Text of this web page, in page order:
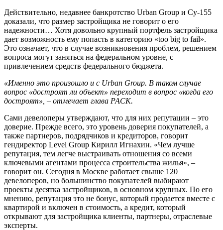
Действительно, недавнее банкротство Urban Group и Су-155
доказали, что размер застройщика не говорит о его
надежности… Хотя довольно крупный портфель застройщика
дает возможность ему попасть в категорию «too big to fail».
Это означает, что в случае возникновения проблем, решением
вопроса могут заняться на федеральном уровне, с
привлечением средств федерального бюджета.
«Именно это произошло и с Urban Group. В таком случае
вопрос «достроят ли объект» переходит в вопрос «когда его
достроят», – отмечает глава РАСК.
Сами девелоперы утверждают, что для них репутации – это
доверие. Прежде всего, это уровень доверия покупателей, а
также партнеров, подрядчиков и кредиторов, говорит
гендиректор Level Group Кирилл Игнахин. «Чем лучше
репутация, тем легче выстраивать отношения со всеми
ключевыми агентами процесса строительства жилья», –
говорит он. Сегодня в Москве работает свыше 120
девелоперов, но большинство покупателей выбирают
проекты десятка застройщиков, в основном крупных. По его
мнению, репутация это не бонус, который продается вместе с
квартирой и включен в стоимость, а кредит, который
открывают для застройщика клиенты, партнеры, отраслевые
эксперты.